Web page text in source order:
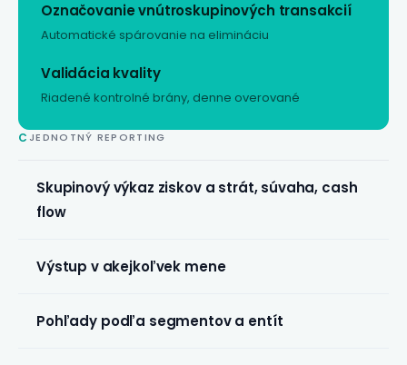
Označovanie vnútroskupinových transakcií
Automatické spárovanie na elimináciu
Validácia kvality
Riadené kontrolné brány, denne overované
C JEDNOTNÝ REPORTING
Skupinovývýkaz ziskov a strát, súvaha, cash
flow
Výstup v akejkoľvek mene
Pohľady podľa segmentov a entít